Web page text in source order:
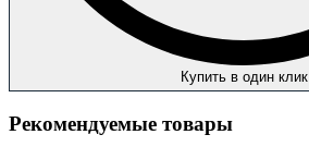
Купить в один клик
Рекомендуемые товары